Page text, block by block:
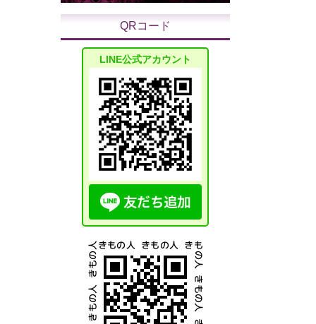
QRコード
LINE公式アカウント